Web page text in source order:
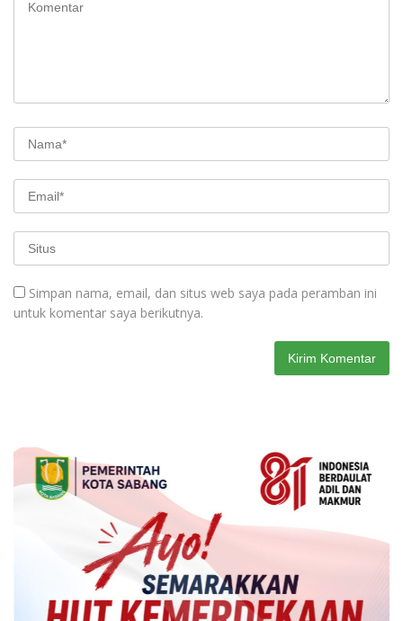
Simpan nama, email, dan situs web saya pada peramban ini
untuk komentar saya berikutnya.